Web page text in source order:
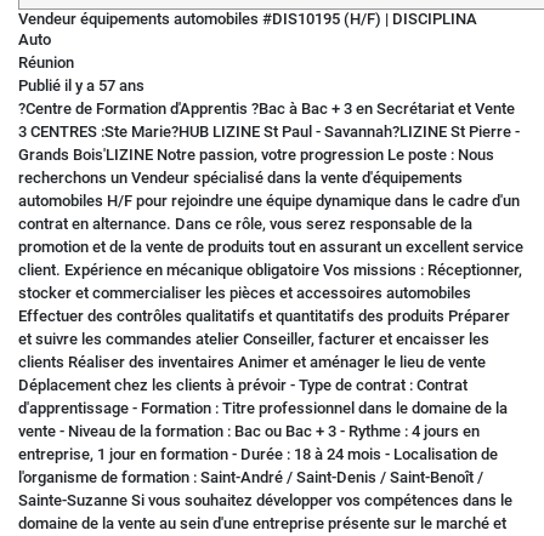
Vendeur équipements automobiles #DIS10195 (H/F) | DISCIPLINA
Auto
Réunion
Publié il y a 57 ans
?Centre de Formation d'Apprentis ?Bac à Bac + 3 en Secrétariat et Vente
3 CENTRES :Ste Marie?HUB LIZINE St Paul - Savannah?LIZINE St Pierre -
Grands Bois'LIZINE Notre passion, votre progression Le poste : Nous
recherchons un Vendeur spécialisé dans la vente d'équipements
automobiles H/F pour rejoindre une équipe dynamique dans le cadre d'un
contrat en alternance. Dans ce rôle, vous serez responsable de la
promotion et de la vente de produits tout en assurant un excellent service
client. Expérience en mécanique obligatoire Vos missions : Réceptionner,
stocker et commercialiser les pièces et accessoires automobiles
Effectuer des contrôles qualitatifs et quantitatifs des produits Préparer
et suivre les commandes atelier Conseiller, facturer et encaisser les
clients Réaliser des inventaires Animer et aménager le lieu de vente
Déplacement chez les clients à prévoir - Type de contrat : Contrat
d'apprentissage - Formation : Titre professionnel dans le domaine de la
vente - Niveau de la formation : Bac ou Bac + 3 - Rythme : 4 jours en
entreprise, 1 jour en formation - Durée : 18 à 24 mois - Localisation de
l'organisme de formation : Saint-André / Saint-Denis / Saint-Benoît /
Sainte-Suzanne Si vous souhaitez développer vos compétences dans le
domaine de la vente au sein d'une entreprise présente sur le marché et